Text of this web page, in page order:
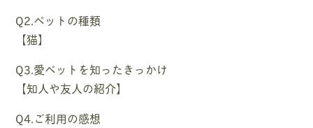
Q2.ペットの種類
【猫】
Q3.愛ペットを知ったきっかけ
【知人や友人の紹介】
Q4.ご利用の感想